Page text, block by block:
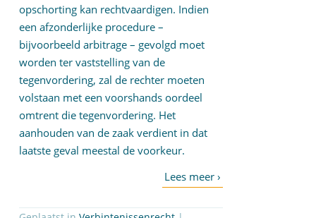
opschorting kan rechtvaardigen. Indien
een afzonderlijke procedure –
bijvoorbeeld arbitrage – gevolgd moet
worden ter vaststelling van de
tegenvordering, zal de rechter moeten
volstaan met een voorshands oordeel
omtrent die tegenvordering. Het
aanhouden van de zaak verdient in dat
laatste geval meestal de voorkeur.